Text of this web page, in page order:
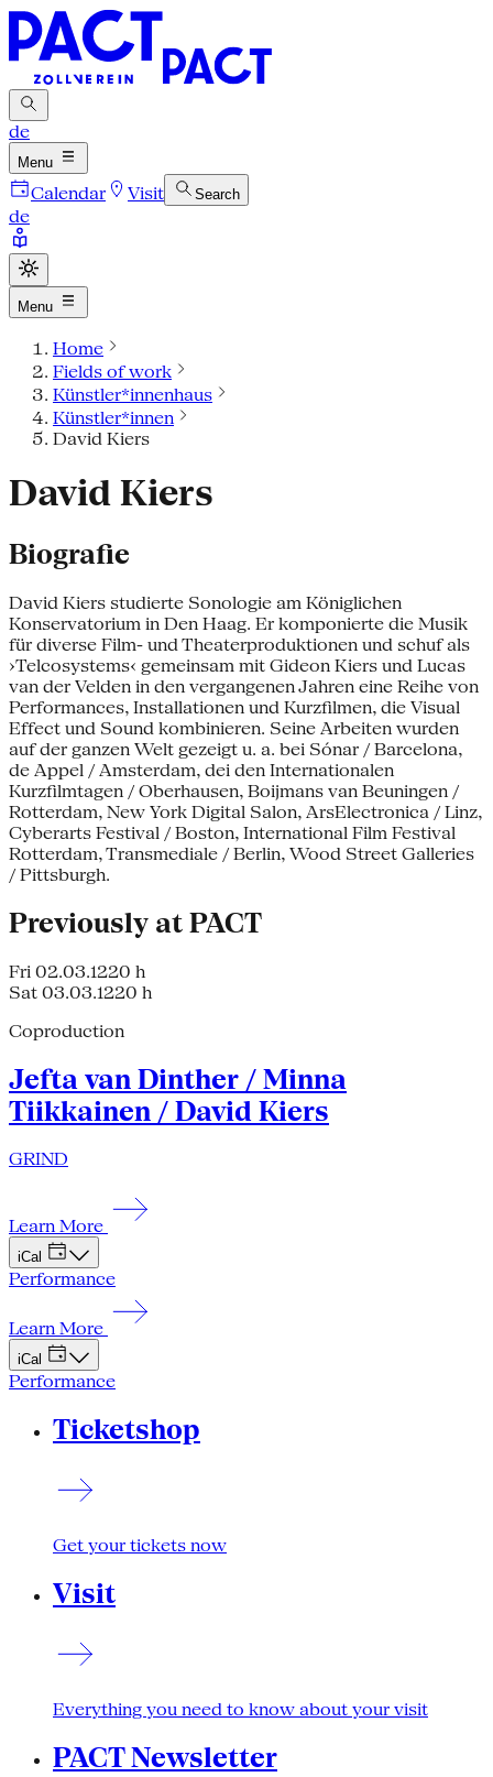
de
Menu
Calendar Visit Search
de
Menu
Home
Fields of work
Künstler*innenhaus
Künstler*innen
David Kiers
David Kiers
Biografie
David Kiers studierte Sonologie am Königlichen
Konservatorium in Den Haag. Er komponierte die Musik
für diverse Film- und Theaterproduktionen und schuf als
›Telcosystems‹ gemeinsam mit Gideon Kiers und Lucas
van der Velden in den vergangenen Jahren eine Reihe von
Performances, Installationen und Kurzfilmen, die Visual
Effect und Sound kombinieren. Seine Arbeiten wurden
auf der ganzen Welt gezeigt u. a. bei Sónar / Barcelona,
de Appel / Amsterdam, dei den Internationalen
Kurzfilmtagen / Oberhausen, Boijmans van Beuningen /
Rotterdam, New York Digital Salon, ArsElectronica / Linz,
Cyberarts Festival / Boston, International Film Festival
Rotterdam, Transmediale / Berlin, Wood Street Galleries
/ Pittsburgh.
Previously at PACT
Fri 02.03.1220 h
Sat 03.03.1220 h
Coproduction
Jefta van Dinther / Minna
Tiikkainen / David Kiers
GRIND
Learn More
iCal
Performance
Learn More
iCal
Performance
Ticketshop
Get your tickets now
Visit
Everything you need to know about your visit
PACT Newsletter